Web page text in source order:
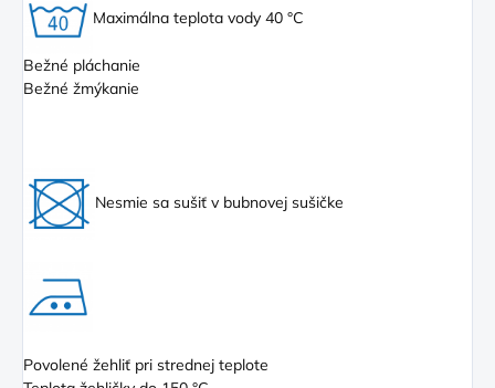
Maximálna teplota vody 40 °C
Bežné pláchanie
Bežné žmýkanie
Nesmie sa sušiť v bubnovej sušičke
Povolené žehliť pri strednej teplote